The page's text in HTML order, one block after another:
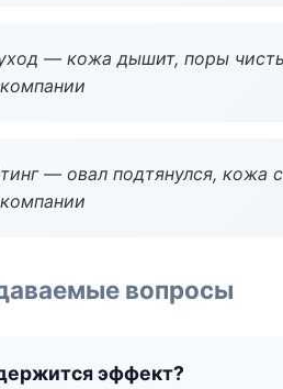
— кожа дышит, поры
— овал подтянулся, кожа
вопросы
эффект?